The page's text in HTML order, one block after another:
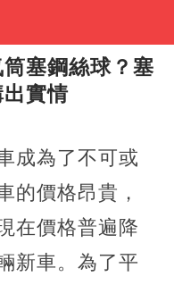
塞鋼絲球？塞
實情
成為了不可或
的價格昂貴，
在價格普遍降
新車。為了平